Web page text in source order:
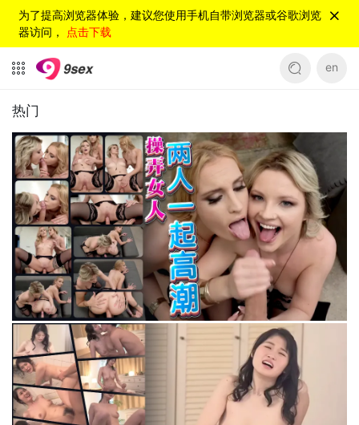
为了提高浏览器体验，建议您使用手机自带浏览器或谷歌浏览
器访问， 点击下载
en
热门